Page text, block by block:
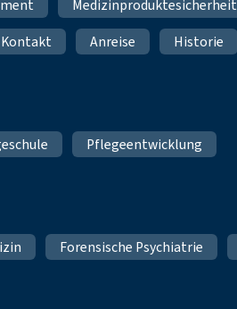
Medizinproduktesicherheit
Kontakt Anreise Historie
Pflegeentwicklung
Forensische Psychiatrie